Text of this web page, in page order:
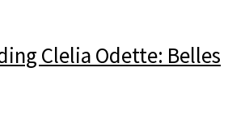
Clelia Odette: Belles